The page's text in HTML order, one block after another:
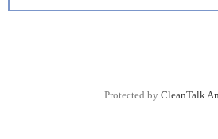
Protected by CleanTalk